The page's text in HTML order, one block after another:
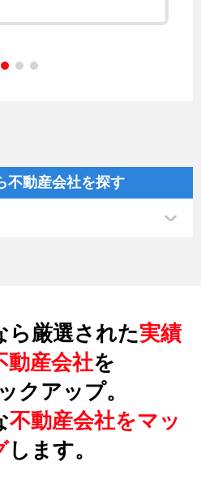
不動産会社を探す
ら厳選された実績
動産会社を
クアップ。
不動産会社をマッ
します。